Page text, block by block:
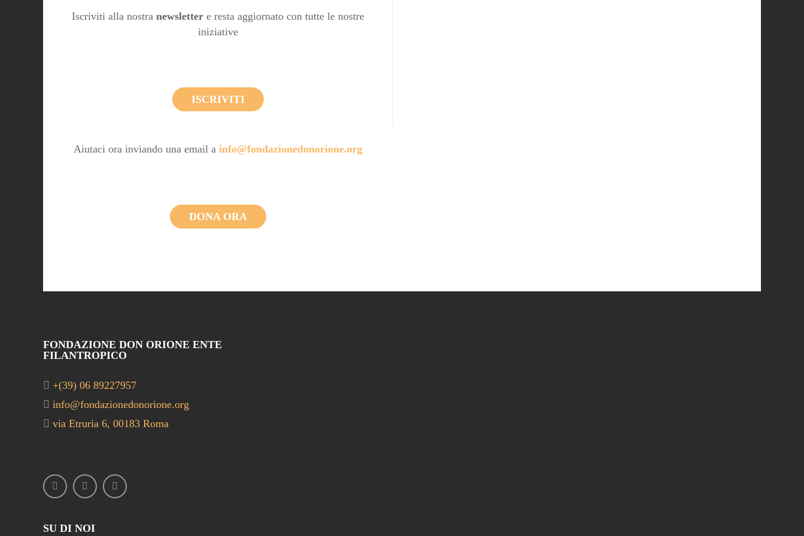
Iscriviti alla nostra newslettere resta aggiornato con tutte le nostre
iniziative
ISCRIVITI
Aiutaci ora inviando una email a info@fondazionedonorione.org
DONA ORA
FONDAZIONE DON ORIONE ENTE
FILANTROPICO
+(39) 06 89227957
info@fondazionedonorione.org
via Etruria 6, 00183 Roma
SU DI NOI